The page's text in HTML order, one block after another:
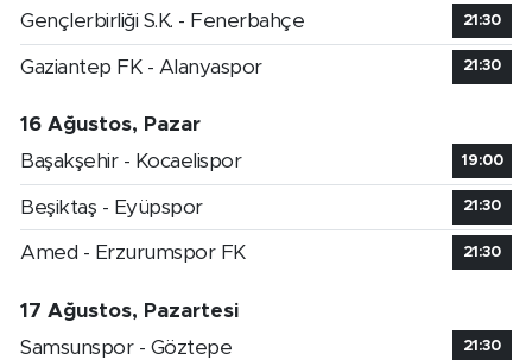
Gençlerbirliği S.K. - Fenerbahçe 21:30
Gaziantep FK - Alanyaspor 21:30
16 Ağustos, Pazar
Başakşehir - Kocaelispor
19:00
Beşiktaş - Eyüpspor 21:30
Amed - Erzurumspor FK 21:30
17 Ağustos, Pazartesi
Samsunspor - Göztepe
21:30